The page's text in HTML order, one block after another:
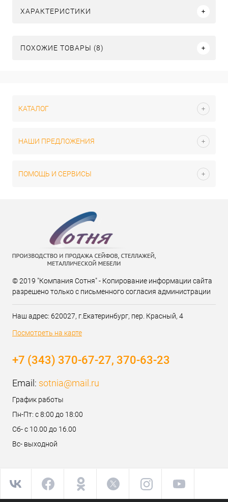
ХАРАКТЕРИСТИКИ
ПОХОЖИЕ ТОВАРЫ (8)
КАТАЛОГ
НАШИ ПРЕДЛОЖЕНИЯ
ПОМОЩЬ И СЕРВИСЫ
© 2019 "Компания Сотня" - Копирование информации сайта
разрешено только с письменного согласия администрации
Наш адрес: 620027, г.Екатеринбург, пер. Красный, 4
Посмотреть на карте
+7 (343) 370-67-27, 370-63-23
Email: sotnia@mail.ru
График работы
Пн-Пт: с 8:00 до 18:00
Сб- с 10.00 до 16.00
Вс- выходной